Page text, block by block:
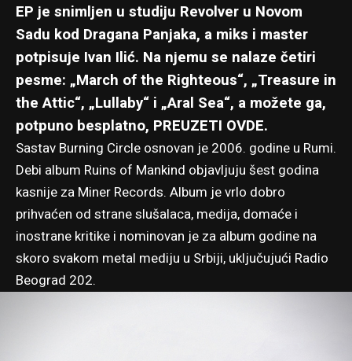
EP je snimljen u studiju Revolver u Novom
Sadu kod Dragana Panjaka, a miks i master
potpisuje Ivan Ilić. Na njemu se nalaze četiri
pesme: „March of the Righteous“, „Treasure in
the Attic“, „Lullaby“ i „Aral Sea“, a možete ga,
potpuno besplatno, PREUZETI OVDE.
Sastav Burning Circle osnovan je 2006. godine u Rumi.
Debi album Ruins of Mankind objavljuju šest godina
kasnije za Miner Records. Album je vrlo dobro
prihvaćen od strane slušalaca, medija, domaće i
inostrane kritike i nominovan je za album godine na
skoro svakom metal mediju u Srbiji, uključujući Radio
Beograd 202.